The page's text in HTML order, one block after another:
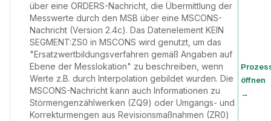
über eine ORDERS-Nachricht, die Übermittlung der
Messwerte durch den MSB über eine MSCONS-
Nachricht (Version 2.4c). Das Datenelement KEIN
SEGMENT:ZS0 in MSCONS wird genutzt, um das
"Ersatzwertbildungsverfahren gemäß Angaben auf
Ebene der Messlokation" zu beschreiben, wenn
Werte z.B. durch Interpolation gebildet wurden. Die
MSCONS-Nachricht kann auch Informationen zu
Störmengenzählwerken (ZQ9) oder Umgangs- und
Korrekturmengen aus Revisionsmaßnahmen (ZR0)
öffnen
→